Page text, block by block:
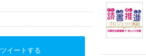
ツイートする